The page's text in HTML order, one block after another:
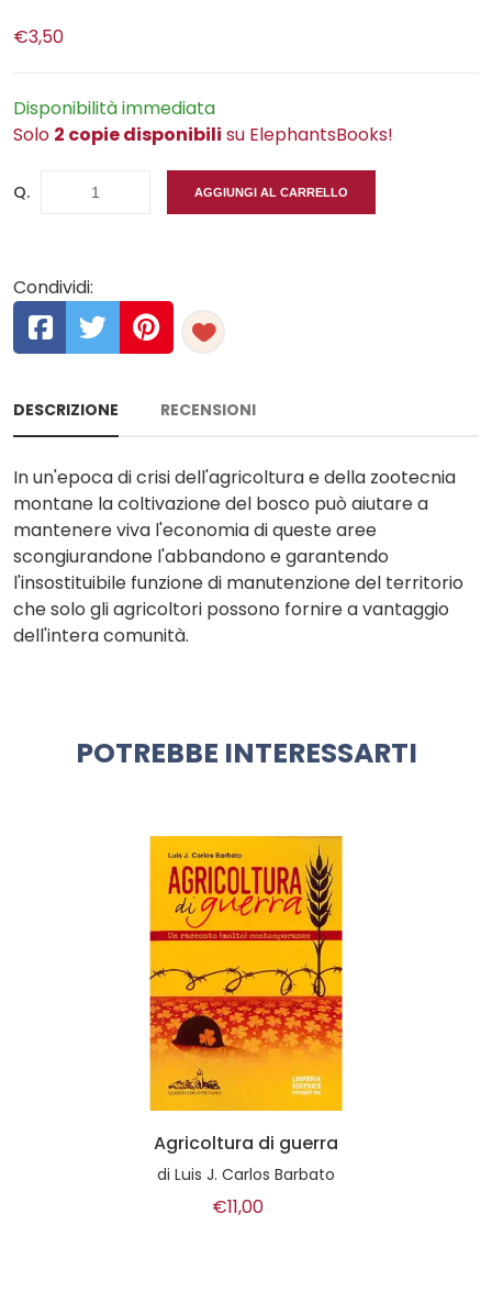
€3,50
Disponibilità immediata
Solo 2 copie disponibili su ElephantsBooks!
Q. AGGIUNGI AL CARRELLO
Condividi:
DESCRIZIONE RECENSIONI
In un'epoca di crisi dell'agricoltura e della zootecnia
montane la coltivazione del bosco può aiutare a
mantenere viva l'economia di queste aree
scongiurandone l'abbandono e garantendo
l'insostituibile funzione di manutenzione del territorio
che solo gli agricoltori possono fornire a vantaggio
dell'intera comunità.
POTREBBE INTERESSARTI
Agricoltura di guerra
di Luis J. Carlos Barbato
€11,00